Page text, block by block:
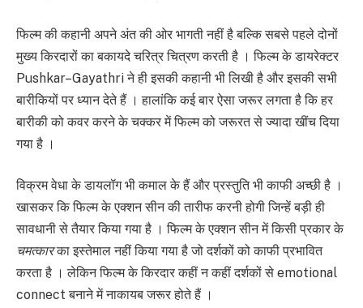
फिल्म की कहानी अपने अंत की ओर भागती नहीं है बल्कि सबसे पहले दोनों
मुख्य किरदारों का बकायदे चरित्र चित्रण करती है । फिल्म के डायरेक्टर
Pushkar–Gayathri ने ही इसकी कहानी भी लिखी है और इसकी सभी
बारीकियों पर ध्यान देते हैं । हालांकि कई बार ऐसा जरूर लगता है कि हर
बारीकी को कवर करने के चक्कर में फिल्म को जरूरत से ज्यादा खींच दिया
गया है ।
विक्रम वेधा के डायलॉग भी कमाल के हैं और प्रस्तुति भी काफी अच्छी है ।
खासकर कि फिल्म के एक्शन सीन की तारीफ करनी होगी जिन्हें बड़ी ही
सावधानी से तैयार किया गया है । फिल्म के एक्शन सीन में किसी प्रकार के
चमत्कारका इस्तेमाल नहीं किया गया है जो दर्शकों को काफी प्रभावित
करता है । लेकिन फिल्म के किरदार कहीं न कहीं दर्शकों से emotional
connect बनाने में नाकायब जरूर होते हैं ।